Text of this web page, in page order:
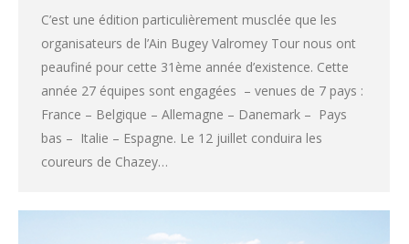
C’est une édition particulièrement musclée que les
organisateurs de l’Ain Bugey Valromey Tour nous ont
peaufiné pour cette 31ème année d’existence. Cette
année 27 équipes sont engagées – venues de 7 pays :
France – Belgique – Allemagne – Danemark – Pays
bas – Italie – Espagne. Le 12 juillet conduira les
coureurs de Chazey…